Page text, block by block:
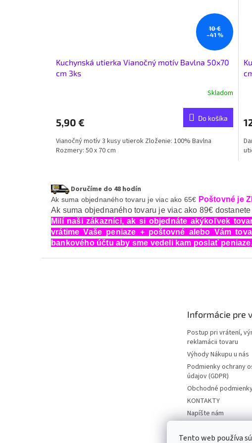
Tento web používa
10 €
–41 %
Kuchynská utierka Vianočný motív Bavlna 50x70
cm 3ks
Skladom
5,90 € Do košíka
Vianočný motív 3 kusy utierok Zloženie: 100% Bavlna
Rozmery: 50 x 70 cm
Doručíme do 48 hodín
Ak suma objednaného tovaru je viac ako 65€ Poštovné je
Ak suma objednaného tovaru je viac ako 89€ dostanete
Milí naši zákazníci, ak si objednáte akýkoľvek
vrátime Vaše peniaze + poštovné alebo Vám
bankového účtu aby sme vedeli kam poslať
Informácie pre
Postup pri vrátení,
reklamácii tovaru
Výhody Nákupu u nás
Podmienky ochrany
údajov (GDPR)
Obchodné
KONTAKTY
Napíšte nám
FORMULÁR pre